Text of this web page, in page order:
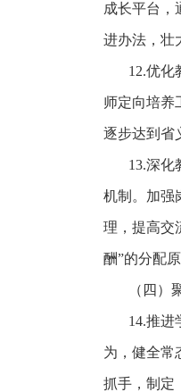
成长平台，
进办法，壮
12.优化
师定向培养
逐步达到省
13.深化
机制。加强
理，提高交
酬”的分配原
（四）
14.推进
为，健全常
抓手，制定